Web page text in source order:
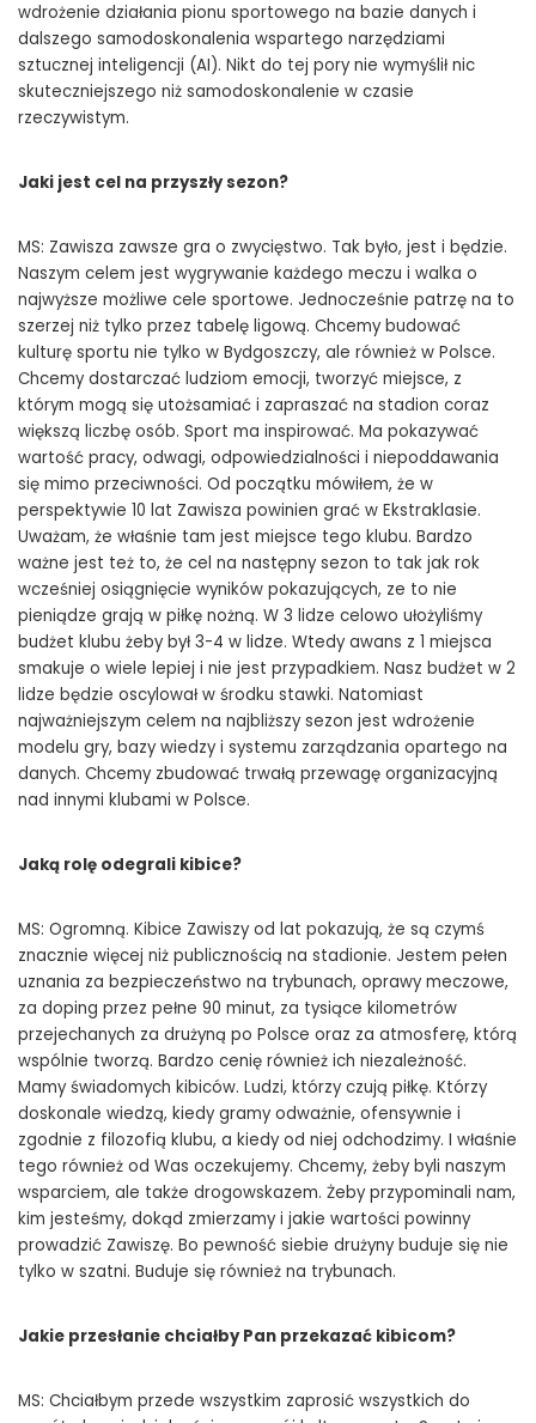
wdrożenie działania pionu sportowego na bazie danych i
dalszego samodoskonalenia wspartego narzędziami
sztucznej inteligencji (AI). Nikt do tej pory nie wymyślił nic
skuteczniejszego niż samodoskonalenie w czasie
rzeczywistym.
Jaki jest cel na przyszły sezon?
MS: Zawisza zawsze gra o zwycięstwo. Tak było, jest i będzie.
Naszym celem jest wygrywanie każdego meczu i walka o
najwyższe możliwe cele sportowe. Jednocześnie patrzę na to
szerzej niż tylko przez tabelę ligową. Chcemy budować
kulturę sportu nie tylko w Bydgoszczy, ale również w Polsce.
Chcemy dostarczać ludziom emocji, tworzyć miejsce, z
którym mogą się utożsamiać i zapraszać na stadion coraz
większą liczbę osób. Sport ma inspirować. Ma pokazywać
wartość pracy, odwagi, odpowiedzialności i niepoddawania
się mimo przeciwności. Od początku mówiłem, że w
perspektywie 10 lat Zawisza powinien grać w Ekstraklasie.
Uważam, że właśnie tam jest miejsce tego klubu. Bardzo
ważne jest też to, że cel na następny sezon to tak jak rok
wcześniej osiągnięcie wyników pokazujących, ze to nie
pieniądze grają w piłkę nożną. W 3 lidze celowo ułożyliśmy
budżet klubu żeby był 3-4 w lidze. Wtedy awans z 1 miejsca
smakuje o wiele lepiej i nie jest przypadkiem. Nasz budżet w 2
lidze będzie oscylował w środku stawki. Natomiast
najważniejszym celem na najbliższy sezon jest wdrożenie
modelu gry, bazy wiedzy i systemu zarządzania opartego na
danych. Chcemy zbudować trwałą przewagę organizacyjną
nad innymi klubami w Polsce.
Jaką rolę odegrali kibice?
MS: Ogromną. Kibice Zawiszy od lat pokazują, że są czymś
znacznie więcej niż publicznością na stadionie. Jestem pełen
uznania za bezpieczeństwo na trybunach, oprawy meczowe,
za doping przez pełne 90 minut, za tysiące kilometrów
przejechanych za drużyną po Polsce oraz za atmosferę, którą
wspólnie tworzą. Bardzo cenię również ich niezależność.
Mamy świadomych kibiców. Ludzi, którzy czują piłkę. Którzy
doskonale wiedzą, kiedy gramy odważnie, ofensywnie i
zgodnie z filozofią klubu, a kiedy od niej odchodzimy. I właśnie
tego również od Was oczekujemy. Chcemy, żeby byli naszym
wsparciem, ale także drogowskazem. Żeby przypominali nam,
kim jesteśmy, dokąd zmierzamy i jakie wartości powinny
prowadzić Zawiszę. Bo pewność siebie drużyny buduje się nie
tylko w szatni. Buduje się również na trybunach.
Jakie przesłanie chciałby Pan przekazać kibicom?
MS: Chciałbym przede wszystkim zaprosić wszystkich do